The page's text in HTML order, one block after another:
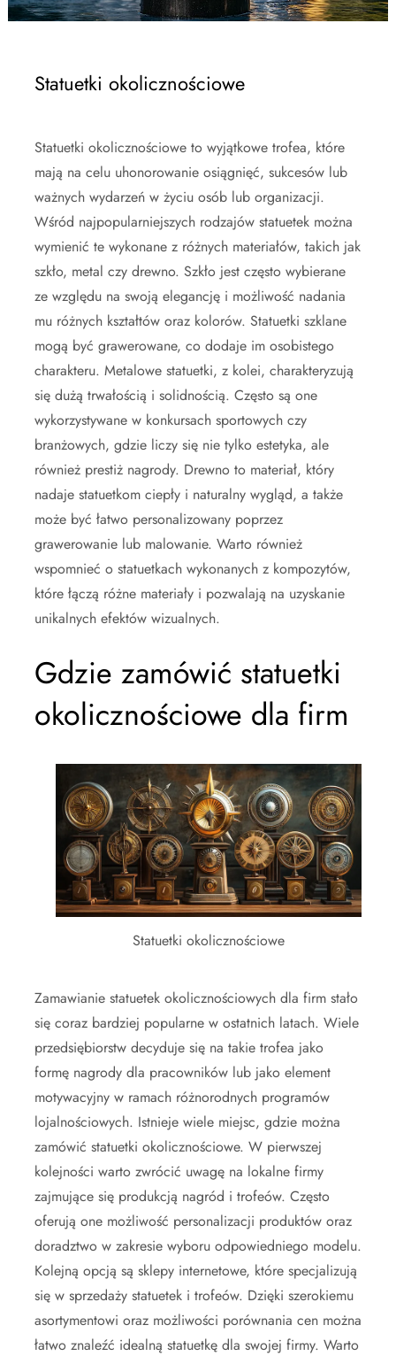
Statuetki okolicznościowe
Statuetki okolicznościowe to wyjątkowe trofea, które
mają na celu uhonorowanie osiągnięć, sukcesów lub
ważnych wydarzeń w życiu osób lub organizacji.
Wśród najpopularniejszych rodzajów statuetek można
wymienić te wykonane z różnych materiałów, takich jak
szkło, metal czy drewno. Szkło jest często wybierane
ze względu na swoją elegancję i możliwość nadania
mu różnych kształtów oraz kolorów. Statuetki szklane
mogą być grawerowane, co dodaje im osobistego
charakteru. Metalowe statuetki, z kolei, charakteryzują
się dużą trwałością i solidnością. Często są one
wykorzystywane w konkursach sportowych czy
branżowych, gdzie liczy się nie tylko estetyka, ale
również prestiż nagrody. Drewno to materiał, który
nadaje statuetkom ciepły i naturalny wygląd, a także
może być łatwo personalizowany poprzez
grawerowanie lub malowanie. Warto również
wspomnieć o statuetkach wykonanych z kompozytów,
które łączą różne materiały i pozwalają na uzyskanie
unikalnych efektów wizualnych.
Gdzie zamówić statuetki
okolicznościowe dla firm
Statuetki okolicznościowe
Zamawianie statuetek okolicznościowych dla firm stało
się coraz bardziej popularne w ostatnich latach. Wiele
przedsiębiorstw decyduje się na takie trofea jako
formę nagrody dla pracowników lub jako element
motywacyjny w ramach różnorodnych programów
lojalnościowych. Istnieje wiele miejsc, gdzie można
zamówić statuetki okolicznościowe. W pierwszej
kolejności warto zwrócić uwagę na lokalne firmy
zajmujące się produkcją nagród i trofeów. Często
oferują one możliwość personalizacji produktów oraz
doradztwo w zakresie wyboru odpowiedniego modelu.
Kolejną opcją są sklepy internetowe, które specjalizują
się w sprzedaży statuetek i trofeów. Dzięki szerokiemu
asortymentowi oraz możliwości porównania cen można
łatwo znaleźć idealną statuetkę dla swojej firmy. Warto